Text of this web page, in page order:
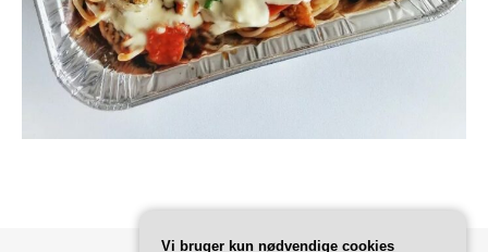
Vi bruger kun nødvendige cookies